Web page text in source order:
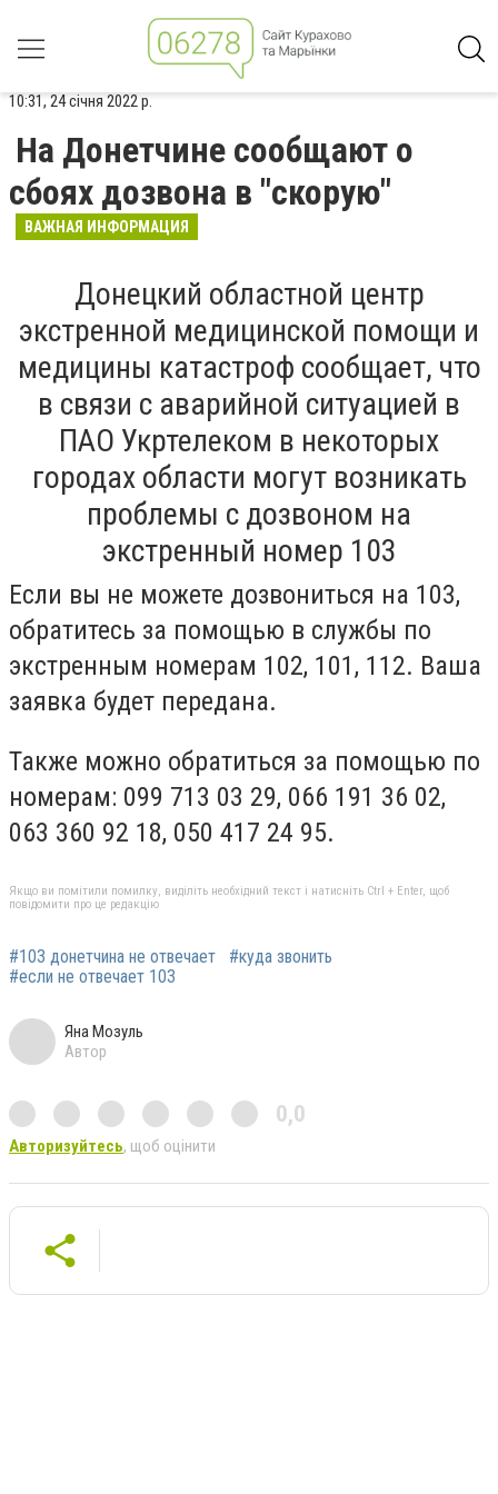
10:31, 24 січня 2022 р.
На Донетчине сообщают о
сбоях дозвона в "скорую"
ВАЖНАЯ ИНФОРМАЦИЯ
Донецкий областной центр
экстренной медицинской помощи и
медицины катастроф сообщает, что
в связи с аварийной ситуацией в
ПАО Укртелеком в некоторых
городах области могут возникать
проблемы с дозвоном на
экстренный номер 103
Если вы не можете дозвониться на 103,
обратитесь за помощью в службы по
экстренным номерам 102, 101, 112. Ваша
заявка будет передана.
Также можно обратиться за помощью по
номерам: 099 713 03 29, 066 191 36 02,
063 360 92 18, 050 417 24 95.
Якщо ви помітили помилку, виділіть необхідний текст і натисніть Ctrl + Enter, щоб
повідомити про це редакцію
#103 донетчина не отвечает
#куда звонить
#если не отвечает 103
Яна Мозуль
Автор
0,0
Авторизуйтесь, щоб оцінити